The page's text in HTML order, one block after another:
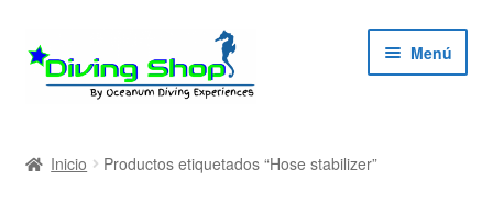
aal
contenido
Menú
Inicio Productos etiquetados “Hose stabilizer”